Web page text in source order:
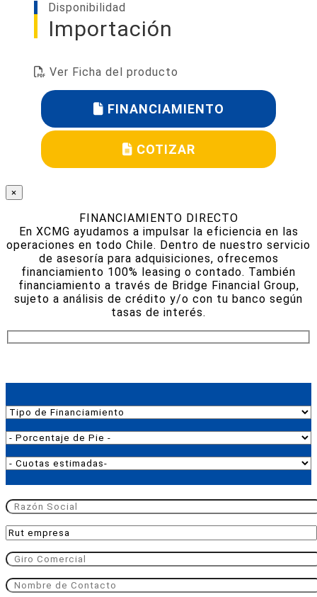
Disponibilidad
Importación
Ver Ficha del producto
FINANCIAMIENTO
COTIZAR
×
FINANCIAMIENTO DIRECTO
En XCMG ayudamos a impulsar la eficiencia en las
operaciones en todo Chile. Dentro de nuestro servicio
de asesoría para adquisiciones, ofrecemos
financiamiento 100% leasing o contado. También
financiamiento a través de Bridge Financial Group,
sujeto a análisis de crédito y/o con tu banco según
tasas de interés.